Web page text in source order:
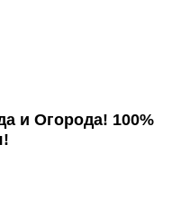
и Огорода! 100%